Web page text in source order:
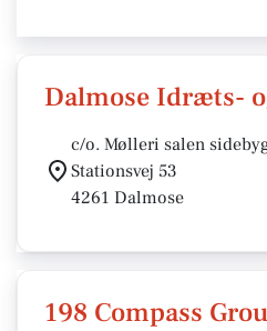
Dalmose Idræts-
c/o. Mølleri salen
Stationsvej 53
4261 Dalmose
198 Compass